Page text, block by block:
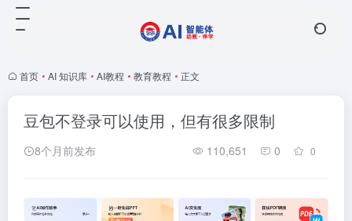
首页 • AI 知识库 • AI教程 • 教育教程 • 正文
豆包不登录可以使用，但有很多限制
8个月前发布 110,651 0 0